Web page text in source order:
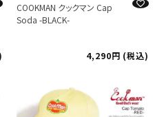
COOKMAN クックマン Cap
Soda -BLACK-
4,290 税込